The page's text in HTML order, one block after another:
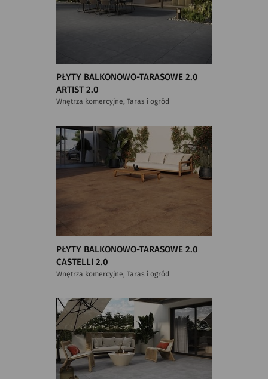
PŁYTY BALKONOWO-TARASOWE 2.0
ARTIST 2.0
Wnętrza komercyjne, Taras i ogród
PŁYTY BALKONOWO-TARASOWE 2.0
CASTELLI 2.0
Wnętrza komercyjne, Taras i ogród